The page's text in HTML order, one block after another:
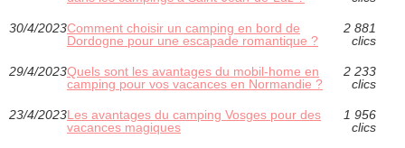
30/4/2023Comment choisir un camping en bord de
Dordogne pour une escapade romantique ?
2 881
clics
29/4/2023Quels sont les avantages du mobil-home en
camping pour vos vacances en Normandie ?
2 233
clics
23/4/2023Les avantages du camping Vosges pour des
vacances magiques
1 956
clics